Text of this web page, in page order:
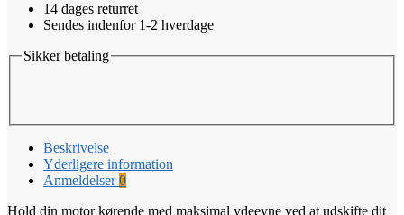
14 dages returret
Sendes indenfor 1-2 hverdage
Sikker betaling
Beskrivelse
Yderligere information
Anmeldelser0
Hold din motor kørende med maksimal ydeevne ved at udskifte dit